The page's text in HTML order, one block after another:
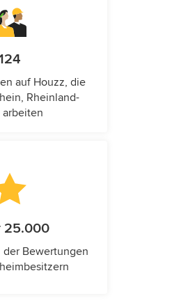
auf Houzz, die
Rheinland-
arbeiten
25.000
der Bewertungen